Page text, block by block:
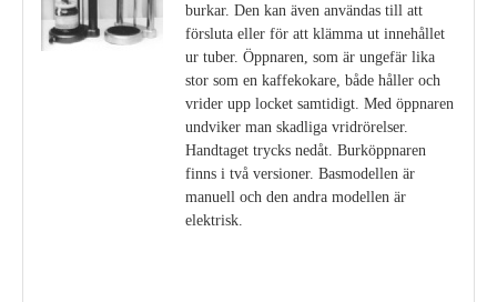
burkar. Den kan även användas till att
försluta eller för att klämma ut innehållet
ur tuber. Öppnaren, som är ungefär lika
stor som en kaffekokare, både håller och
vrider upp locket samtidigt. Med öppnaren
undviker man skadliga vridrörelser.
Handtaget trycks nedåt. Burköppnaren
finns i två versioner. Basmodellen är
manuell och den andra modellen är
elektrisk.